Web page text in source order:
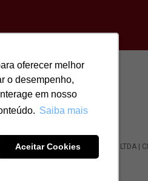
oferecer melhor
o desempenho,
em nosso
Saiba mais
Aceitar Cookies
oferecer melhor
o desempenho,
em nosso
Saiba mais
Aceitar Cookies
reservados para: SASSI IMÓVEIS LTDA |